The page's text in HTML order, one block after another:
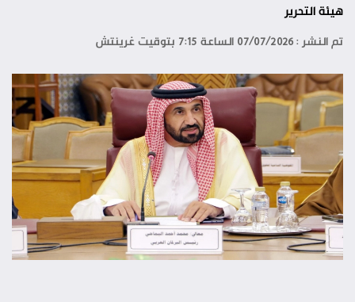
هيئة التحرير
تم النشر : 07/07/2026 الساعة 7:15 بتوقيت غرينتش